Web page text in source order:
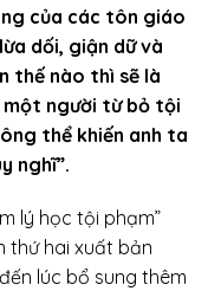
của các tôn giáo
dối, giận dữ và
thế nào thì sẽ là
một người từ bỏ tội
thể khiến anh ta
nghĩ”.
lý học tội phạm”
thứ hai xuất bản
lúc bổ sung thêm